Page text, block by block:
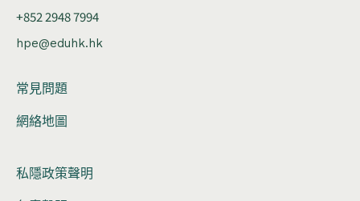
+852 2948 7994
hpe@eduhk.hk
常見問題
網絡地圖
私隱政策聲明